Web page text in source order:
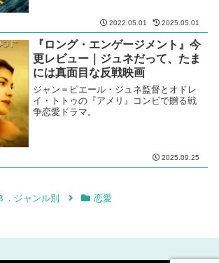
2022.05.01 2025.05.01
『ロング・エンゲージメント』今
更レビュー｜ジュネだって、たま
には真面目な反戦映画
ジャン＝ピエール・ジュネ監督とオドレ
イ・トトゥの『アメリ』コンビで贈る戦
争恋愛ドラマ。
2025.09.25
．ジャンル別 恋愛